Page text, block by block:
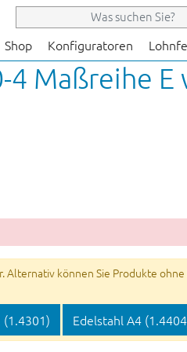
Shop Konfiguratoren
4 Maßreihe
können Sie Produkte
(1.4301) Edelstahl A4